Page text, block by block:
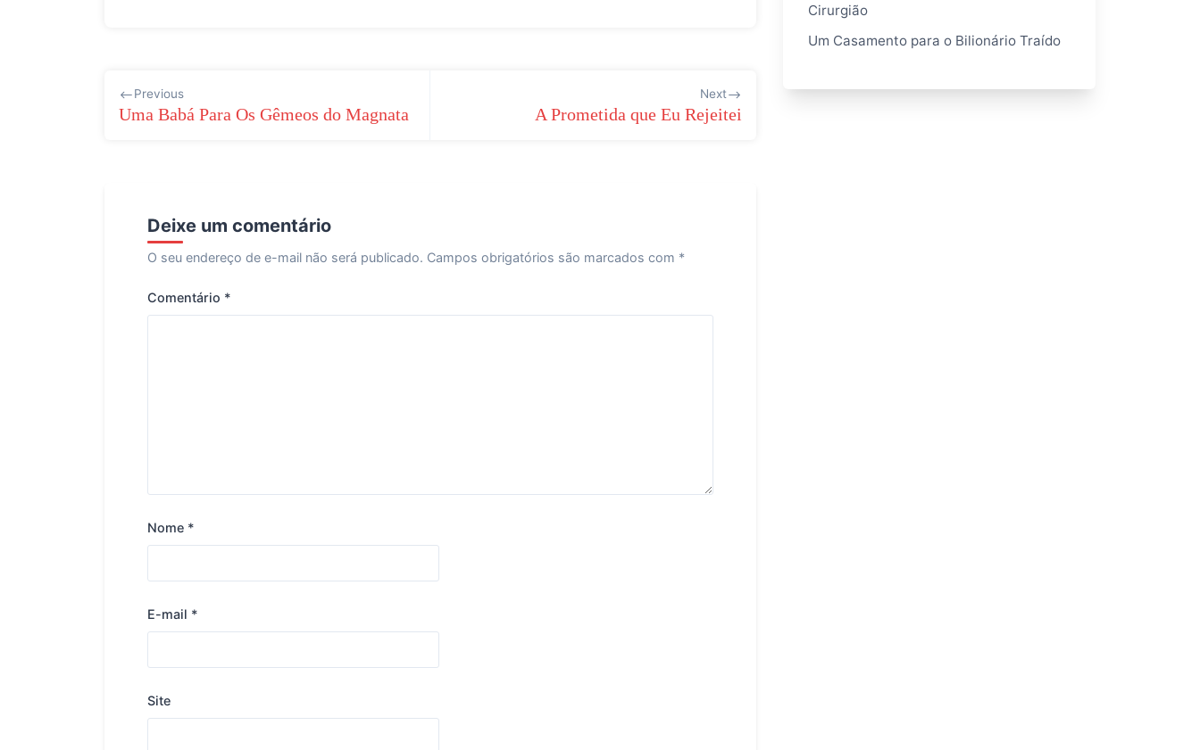
de
Previous
Uma Babá Para Os Gêmeos do Magnata
Next
A Prometida que Eu Rejeitei
Deixe um comentário
O seu endereço de e-mail não será publicado. Campos obrigatórios são marcados com *
Comentário *
Nome *
E-mail *
Site
Cirurgião
Um Casamento para o Bilionário Traído